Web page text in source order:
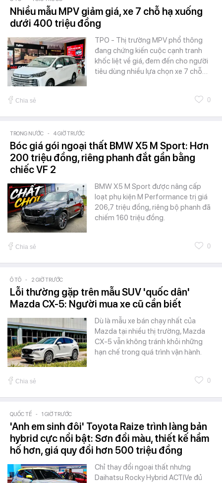
Nhiều mẫu MPV giảm giá, xe 7 chỗ hạ xuống
dưới 400 triệu đồng
TPO - Thị trường MPV phổ thông
đang chứng kiến cuộc cạnh tranh
khốc liệt về giá, đem đến cho người
tiêu dùng nhiều lựa chọn xe 7 chỗ…
Chia sẻ 0
TRONG NƯỚC - 4 GIỜ TRƯỚC
Bóc giá gói ngoại thất BMW X5 M Sport: Hơn
200 triệu đồng, riêng phanh đắt gần bằng
chiếc VF 2
BMW X5 M Sport được nâng cấp
loạt phụ kiện M Performance trị giá
206,7 triệu đồng, riêng bộ phanh đã
chiếm 160 triệu đồng.
Chia sẻ 0
Ô TÔ - 2 GIỜ TRƯỚC
Lỗi thường gặp trên mẫu SUV 'quốc dân'
Mazda CX-5: Người mua xe cũ cần biết
Dù là mẫu xe bán chạy nhất của
Mazda tại nhiều thị trường, Mazda
CX-5 vẫn không tránh khỏi những
hạn chế trong quá trình vận hành.
Chia sẻ 0
QUỐC TẾ - 1 GIỜ TRƯỚC
'Anh em sinh đôi' Toyota Raize trình làng bản
hybrid cực nổi bật: Sơn đổi màu, thiết kế hầm
hố hơn, giá quy đổi hơn 500 triệu đồng
Chỉ thay đổi ngoại thất nhưng
Daihatsu Rocky Hybrid ACTIVe đủ